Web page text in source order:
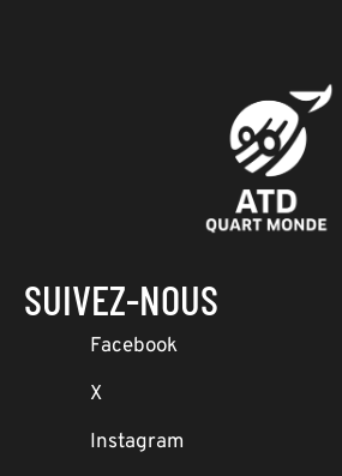
SUIVEZ-NOUS
Facebook
X
Instagram